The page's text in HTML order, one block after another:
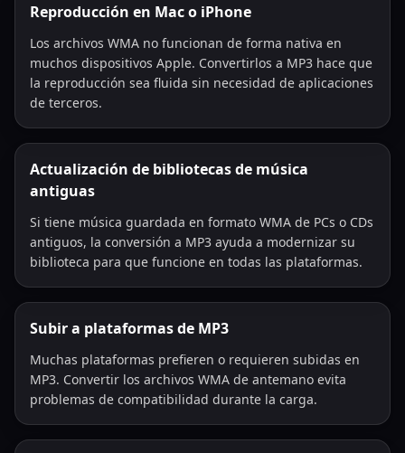
Reproducción en Mac o iPhone
Los archivos WMA no funcionan de forma nativa en
muchos dispositivos Apple. Convertirlos a MP3 hace que
la reproducción sea fluida sin necesidad de aplicaciones
de terceros.
Actualización de bibliotecas de música
antiguas
Si tiene música guardada en formato WMA de PCs o CDs
antiguos, la conversión a MP3 ayuda a modernizar su
biblioteca para que funcione en todas las plataformas.
Subir a plataformas de MP3
Muchas plataformas prefieren o requieren subidas en
MP3. Convertir los archivos WMA de antemano evita
problemas de compatibilidad durante la carga.